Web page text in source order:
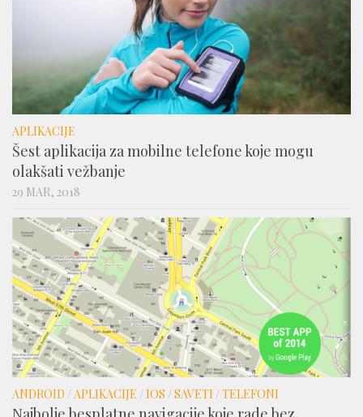
APLIKACIJE
Šest aplikacija za mobilne telefone koje mogu
olakšati vežbanje
29 MAR, 2018
ANDROID / APLIKACIJE /IOS /SAVETI /TELEFONI